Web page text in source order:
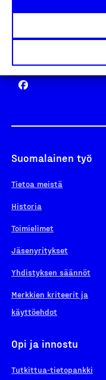
Yhteiskunnallinen
Suomalainen työ
Tietoa meistä
Historia
Toimielimet
Jäsenyritykset
Yhdistyksen säännöt
Merkkien kriteerit ja
käyttöehdot
Opi ja innostu
Tutkittua-tietopankki